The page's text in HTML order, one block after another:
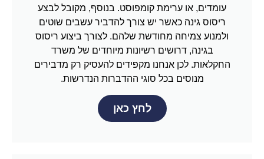
עומדים, או ערימת קומפוסט. בנוסף, מקובל לבצע
ריסוס גינה כאשר יש צורך להדביר עשבים שוטים
ולמנוע צמיחה מחודשת שלהם. לצורך ביצוע ריסוס
בגינה, דרושים רשיונות מיוחדים של משרד
החקלאות. לכן אנחנו מקפידים להעסיק רק מדבירים
מנוסים בכל סוגי ההדברות הנדרשות.
לחץ כאן